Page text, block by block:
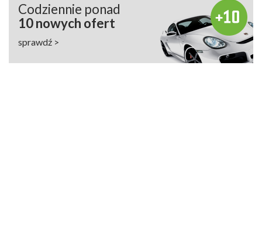
Codziennie ponad
10 nowych ofert
sprawdź >